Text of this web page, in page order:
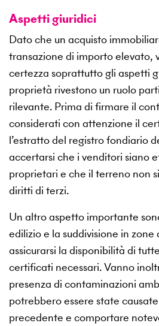
Aspetti giuridici
Dato che un acquisto
transazione di importo elevato,
certezza soprattutto gli aspetti
proprietà rivestono un ruolo
rilevante. Prima di firmare il
considerati con attenzione il
l’estratto del registro fondiario
accertarsi che i venditori siano
proprietari e che il terreno non
diritti di terzi.
Un altro aspetto importante
edilizio e la suddivisione in
assicurarsi la disponibilità di
certificati necessari. Vanno
presenza di contaminazioni
potrebbero essere state
precedente e comportare